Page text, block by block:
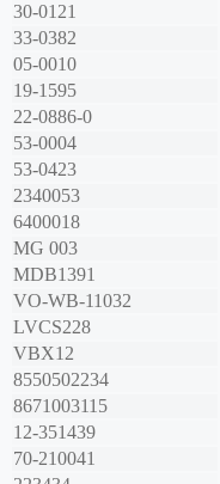
30-0121
33-0382
05-0010
19-1595
22-0886-0
53-0004
53-0423
2340053
6400018
MG 003
MDB1391
VO-WB-11032
LVCS228
VBX12
8550502234
8671003115
12-351439
70-210041